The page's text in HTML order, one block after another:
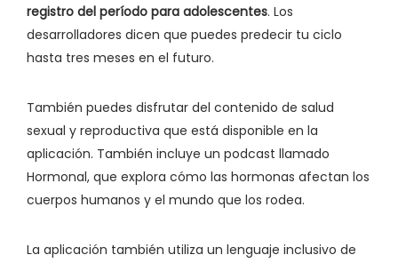
registro del período para adolescentes. Los
desarrolladores dicen que puedes predecir tu ciclo
hasta tres meses en el futuro.
También puedes disfrutar del contenido de salud
sexual y reproductiva que está disponible en la
aplicación. También incluye un podcast llamado
Hormonal, que explora cómo las hormonas afectan los
cuerpos humanos y el mundo que los rodea.
La aplicación también utiliza un lenguaje inclusivo de